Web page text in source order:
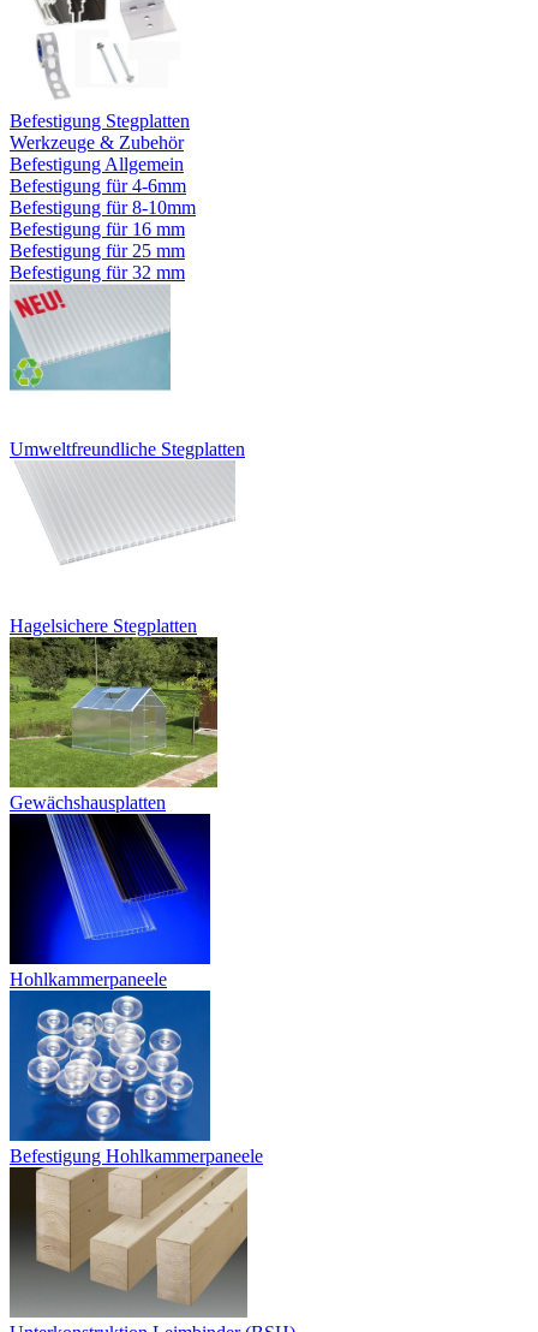
Befestigung Stegplatten
Werkzeuge & Zubehör
Befestigung Allgemein
Befestigung für 4-6mm
Befestigung für 8-10mm
Befestigung für 16 mm
Befestigung für 25 mm
Befestigung für 32 mm
Umweltfreundliche Stegplatten
Hagelsichere Stegplatten
Gewächshausplatten
Hohlkammerpaneele
Befestigung Hohlkammerpaneele